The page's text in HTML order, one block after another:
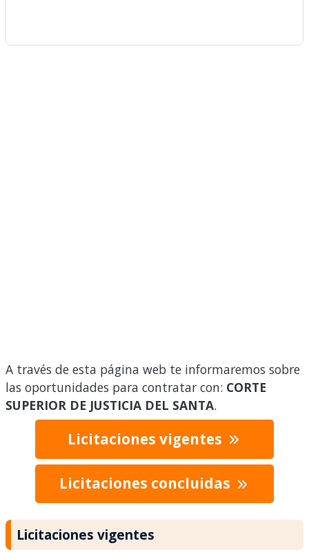
A través de esta página web te informaremos sobre
las oportunidades para contratar con: CORTE
SUPERIOR DE JUSTICIA DEL SANTA.
Licitaciones vigentes
Licitaciones concluidas
Licitaciones vigentes